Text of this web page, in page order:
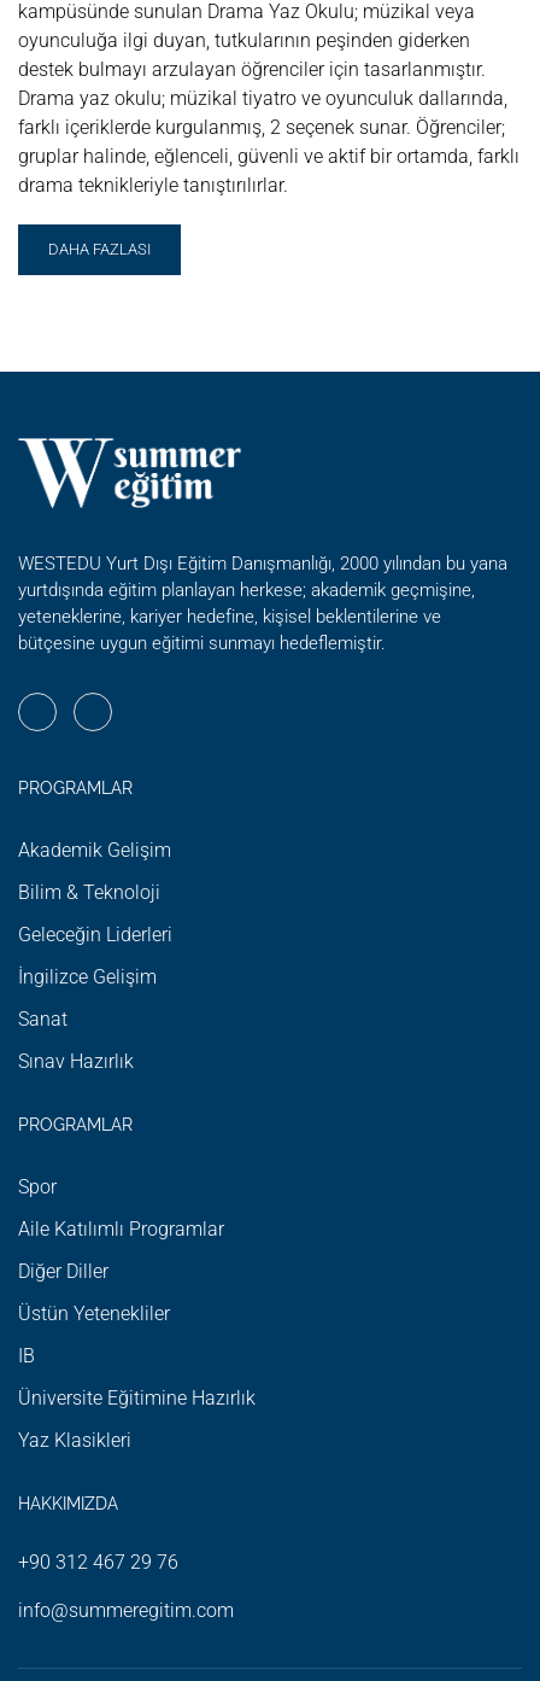
kampüsünde sunulan Drama Yaz Okulu; müzikal veya
oyunculuğa ilgi duyan, tutkularının peşinden giderken
destek bulmayı arzulayan öğrenciler için tasarlanmıştır.
Drama yaz okulu; müzikal tiyatro ve oyunculuk dallarında,
farklı içeriklerde kurgulanmış, 2 seçenek sunar. Öğrenciler;
gruplar halinde, eğlenceli, güvenli ve aktif bir ortamda, farklı
drama teknikleriyle tanıştırılırlar.
READ
MORE
OKULU
+
OYUNCULUK)
DAHA FAZLASI
WESTEDU Yurt Dışı Eğitim Danışmanlığı, 2000 yılından bu yana
yurtdışında eğitim planlayan herkese; akademik geçmişine,
yeteneklerine, kariyer hedefine, kişisel beklentilerine ve
bütçesine uygun eğitimi sunmayı hedeflemiştir.
PROGRAMLAR
Akademik Gelişim
Bilim & Teknoloji
Geleceğin Liderleri
İngilizce Gelişim
Sanat
Sınav Hazırlık
PROGRAMLAR
Spor
Aile Katılımlı Programlar
Diğer Diller
Üstün Yetenekliler
IB
Üniversite Eğitimine Hazırlık
Yaz Klasikleri
HAKKIMIZDA
+90 312 467 29 76
info@summeregitim.com